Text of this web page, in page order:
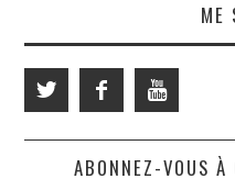
ME
ABONNEZ-VOUS